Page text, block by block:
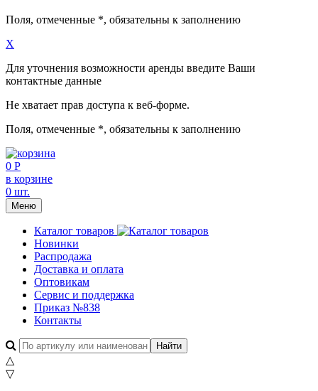
Поля, отмеченные *, обязательны к заполнению
X
Для уточнения возможности аренды введите Ваши
контактные данные
Не хватает прав доступа к веб-форме.
Поля, отмеченные *, обязательны к заполнению
0 Р
в корзине
0 шт.
Меню
Каталог товаров
Новинки
Распродажа
Доставка и оплата
Оптовикам
Сервис и поддержка
Приказ №838
Контакты
△
▽